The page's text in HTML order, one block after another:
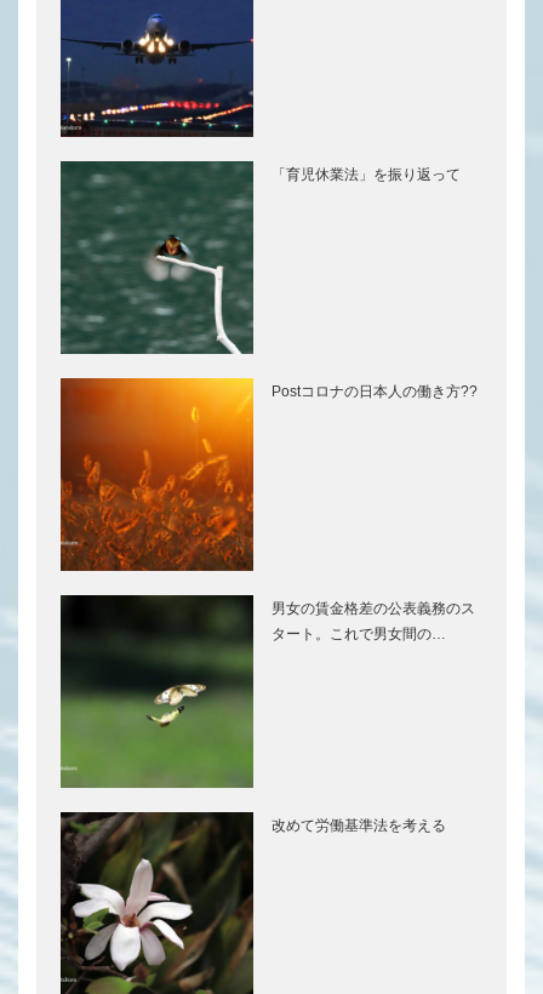
「育児休業法」を振り返って
Postコロナの日本人の働き方??
男女の賃金格差の公表義務のス
タート。これで男女間の…
改めて労働基準法を考える